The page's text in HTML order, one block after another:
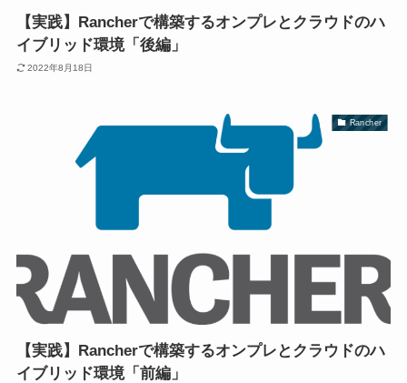
【実践】Rancherで構築するオンプレとクラウドのハ
イブリッド環境「後編」
2022年8月18日
Rancher
【実践】Rancherで構築するオンプレとクラウドのハ
イブリッド環境「前編」